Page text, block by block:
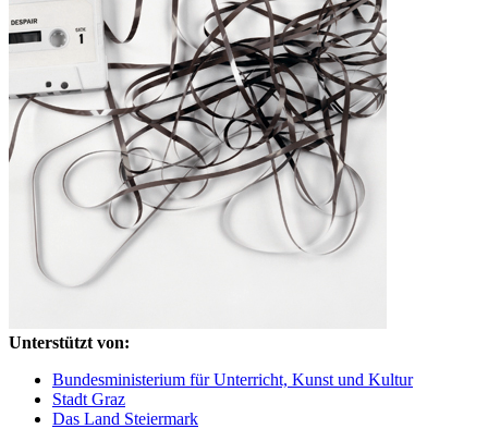
Unterstützt von:
Bundesministerium für Unterricht, Kunst und Kultur
Stadt Graz
Das Land Steiermark